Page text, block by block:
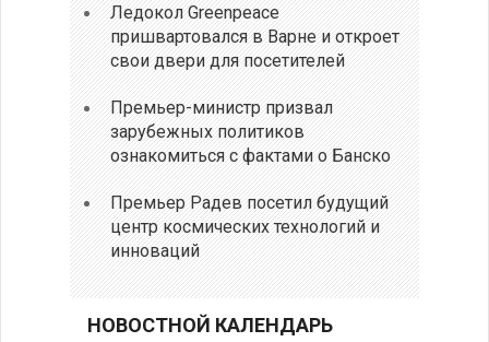
Ледокол Greenpeace
пришвартовался в Варне и откроет
свои двери для посетителей
Премьер-министр призвал
зарубежных политиков
ознакомиться с фактами о Банско
Премьер Радев посетил будущий
центр космических технологий и
инноваций
НОВОСТНОЙ КАЛЕНДАРЬ